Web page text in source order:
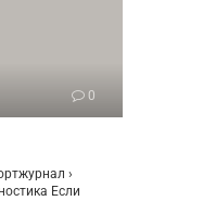
0
›
Если